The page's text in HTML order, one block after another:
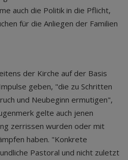
auch die Politik in die Pflicht,
für die Anliegen der Familien
der Kirche auf der Basis
geben, "die zu Schritten
und Neubeginn ermutigen",
gelte auch jenen
zerrissen wurden oder mit
haben. "Konkrete
Pastoral und nicht zuletzt